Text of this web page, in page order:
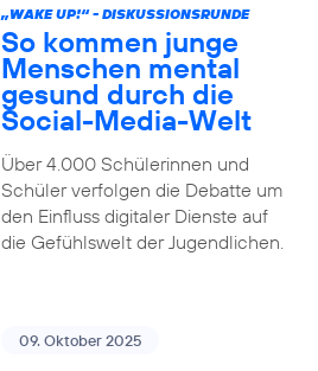
„WAKE UP!“ - DISKUSSIONSRUNDE
So kommen junge
Menschen mental
gesund durch die
Social-Media-Welt
Über 4.000 Schülerinnen und
Schüler verfolgen die Debatte um
den Einfluss digitaler Dienste auf
die Gefühlswelt der Jugendlichen.
09. Oktober 2025